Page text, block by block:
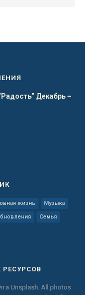
Декабрь –
жизнь Музыка
Семья
Unsplash. All photos